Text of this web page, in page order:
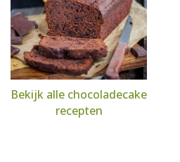
Bekijk alle chocoladecake
recepten